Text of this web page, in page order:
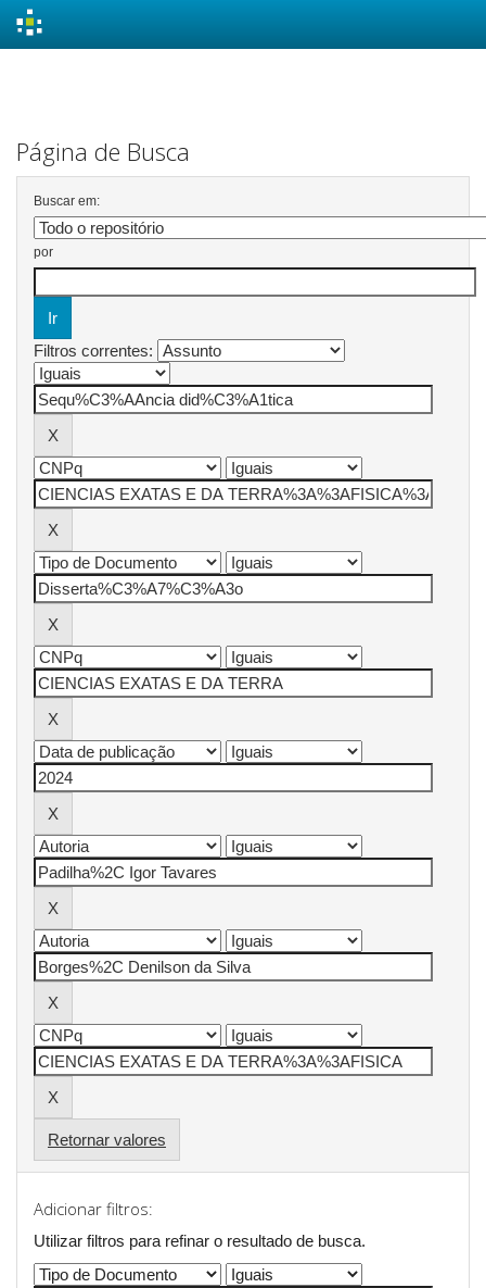
Página de Busca
Buscar em:
por
Filtros correntes:
Retornar valores
Adicionar filtros:
Utilizar filtros para refinar o resultado de busca.